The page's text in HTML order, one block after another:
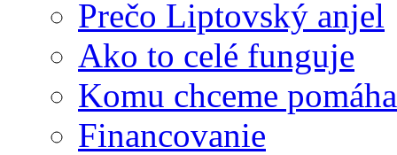
Prečo Liptovský anjel
Ako to celé funguje
Komu chceme
Financovanie